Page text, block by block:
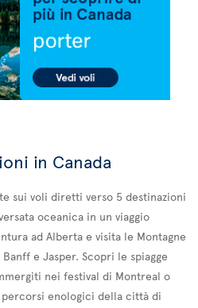
in Canada
sui voli diretti verso 5 destinazioni
oceanica in un viaggio
ad Alberta e visita le Montagne
e Jasper. Scopri le spiagge
nei festival di Montreal o
enologici della città di